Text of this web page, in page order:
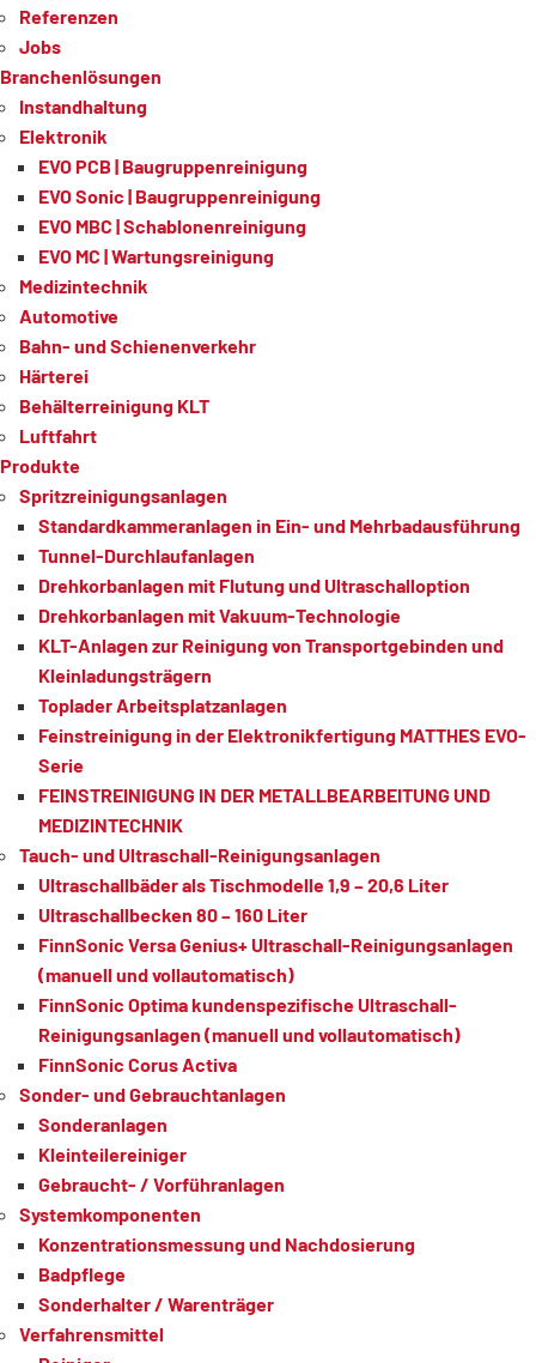
Referenzen
Jobs
Branchenlösungen
Instandhaltung
Elektronik
EVO PCB | Baugruppenreinigung
EVO Sonic | Baugruppenreinigung
EVO MBC | Schablonenreinigung
EVO MC | Wartungsreinigung
Medizintechnik
Automotive
Bahn- und Schienenverkehr
Härterei
Behälterreinigung KLT
Luftfahrt
Produkte
Spritzreinigungsanlagen
Standardkammeranlagen in Ein- und Mehrbadausführung
Tunnel-Durchlaufanlagen
Drehkorbanlagen mit Flutung und Ultraschalloption
Drehkorbanlagen mit Vakuum-Technologie
KLT-Anlagen zur Reinigung von Transportgebinden und
Kleinladungsträgern
Toplader Arbeitsplatzanlagen
Feinstreinigung in der Elektronikfertigung MATTHES EVO-
Serie
FEINSTREINIGUNG IN DER METALLBEARBEITUNG UND
MEDIZINTECHNIK
Tauch- und Ultraschall-Reinigungsanlagen
Ultraschallbäder als Tischmodelle 1,9 – 20,6 Liter
Ultraschallbecken 80 – 160 Liter
FinnSonic Versa Genius+ Ultraschall-Reinigungsanlagen
(manuell und vollautomatisch)
FinnSonic Optima kundenspezifische Ultraschall-
Reinigungsanlagen (manuell und vollautomatisch)
FinnSonic Corus Activa
Sonder- und Gebrauchtanlagen
Sonderanlagen
Kleinteilereiniger
Gebraucht- / Vorführanlagen
Systemkomponenten
Konzentrationsmessung und Nachdosierung
Badpflege
Sonderhalter / Warenträger
Verfahrensmittel